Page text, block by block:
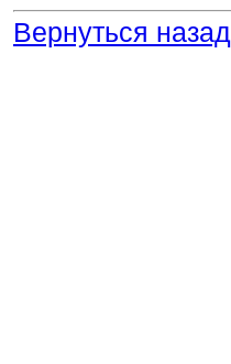
Вернуться назад